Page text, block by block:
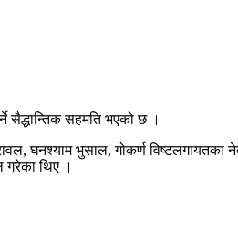
सैद्धान्तिक सहमति भएको छ ।
घनश्याम भुसाल, गोकर्ण विष्टलगायतका
गरेका थिए ।